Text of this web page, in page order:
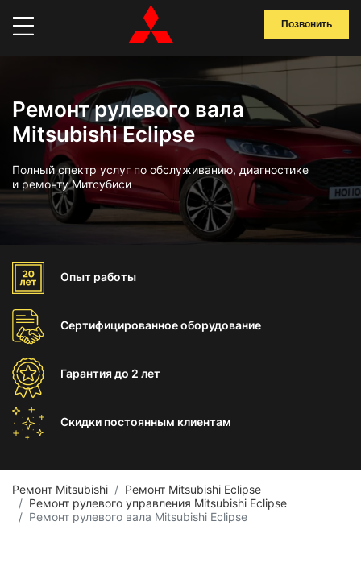
Позвонить
Ремонт рулевого вала
Mitsubishi Eclipse
Полный спектр услуг по обслуживанию, диагностике
и ремонту Митсубиси
Опыт работы
Сертифицированноеоборудование
Гарантиядо 2 лет
Скидки постоянным клиентам
Ремонт Mitsubishi
Ремонт Mitsubishi Eclipse
Ремонт рулевого управления Mitsubishi Eclipse
Ремонт рулевого вала Mitsubishi Eclipse